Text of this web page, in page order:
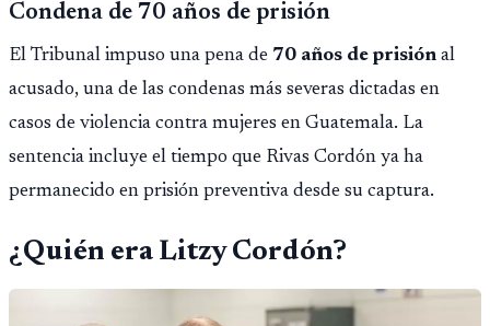
Condena de 70 años de prisión
El Tribunal impuso una pena de 70 años de prisión al
acusado, una de las condenas más severas dictadas en
casos de violencia contra mujeres en Guatemala. La
sentencia incluye el tiempo que Rivas Cordón ya ha
permanecido en prisión preventiva desde su captura.
¿Quién era Litzy Cordón?